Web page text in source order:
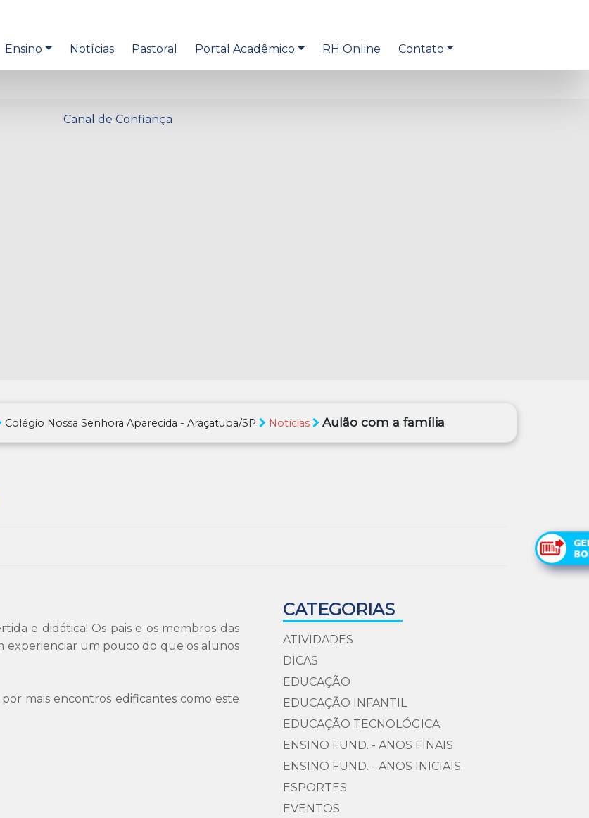
Ensino Notícias Pastoral Portal Acadêmico RH Online Contato
Canal de Confiança
Colégio Nossa Senhora Aparecida - Araçatuba/SP Notícias Aulão com a família
e didática! Os pais e os membros das
experienciar um pouco do que os alunos
mais encontros edificantes como este
CATEGORIAS
ATIVIDADES
DICAS
EDUCAÇÃO
EDUCAÇÃO INFANTIL
EDUCAÇÃO TECNOLÓGICA
ENSINO FUND. - ANOS FINAIS
ENSINO FUND. - ANOS INICIAIS
ESPORTES
EVENTOS